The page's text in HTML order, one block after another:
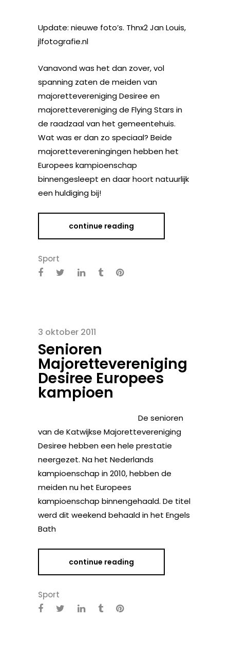
Update: nieuwe foto’s. Thnx2 Jan Louis,
jlfotografie.nl
Vanavond was het dan zover, vol
spanning zaten de meiden van
majorettevereniging Desiree en
majorettevereniging de Flying Stars in
de raadzaal van het gemeentehuis.
Wat was er dan zo speciaal? Beide
majorettevereningingen hebben het
Europees kampioenschap
binnengesleept en daar hoort natuurlijk
een huldiging bij!
continue reading
Sport
3 oktober 2011
Senioren
Majorettevereniging
Desiree Europees
kampioen
De senioren
van de Katwijkse Majorettevereniging
Desiree hebben een hele prestatie
neergezet. Na het Nederlands
kampioenschap in 2010, hebben de
meiden nu het Europees
kampioenschap binnengehaald. De titel
werd dit weekend behaald in het Engels
Bath
continue reading
Sport